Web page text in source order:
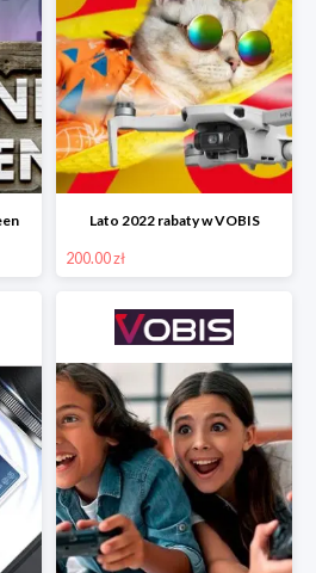
Lato 2022 rabaty w VOBIS
200.00 zł